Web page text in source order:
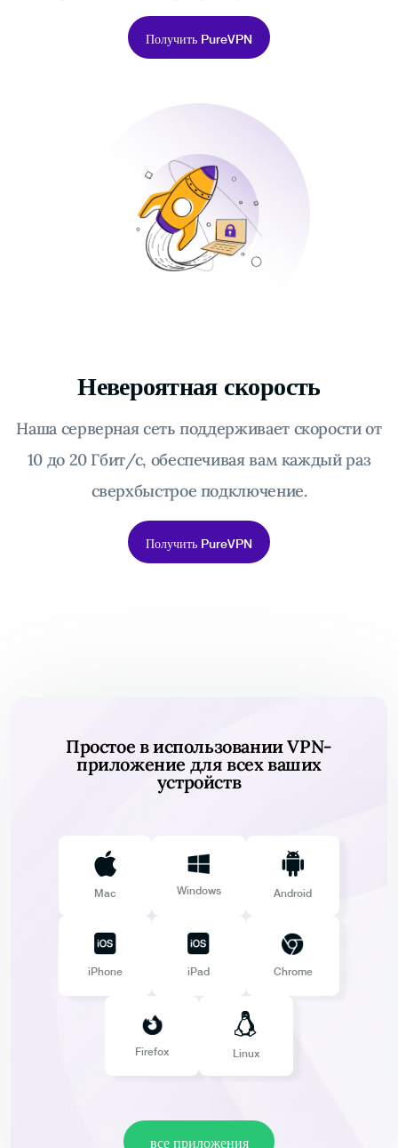
Получить PureVPN
Невероятная скорость
Наша серверная сеть поддерживает скорости от
10 до 20 Гбит/с, обеспечивая вам каждый раз
сверхбыстрое подключение.
Получить PureVPN
Простое в использовании VPN-
приложение для всех ваших
устройств
Mac Windows Android
iPhone iPad Chrome
Firefox Linux
все приложения